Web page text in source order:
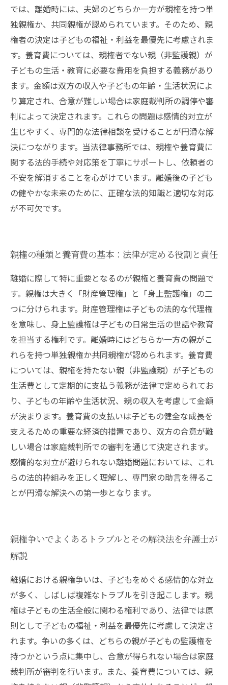
親権と養育費でトラブルを避けるための法律事
務所からのアドバイス
では、離婚時には、夫婦のどちらか一方が親権を持つ単
独親権か、共同親権が認められています。そのため、親
権者の決定は子どもの福祉・利益を最優先に考慮されま
す。養育費については、親権者でない親（非監護親）が
子どもの生活・教育に必要な費用を負担する義務があり
ます。金額は双方の収入や子どもの年齢・生活状況によ
り算定され、合意が難しい場合は家庭裁判所の調停や審
判によって決定されます。これらの問題は感情的対立が
生じやすく、専門的な法律相談を受けることが円滑な解
決につながります。当法律事務所では、親権や養育費に
関する法的手続や対応策を丁寧にサポートし、依頼者の
不安を解消することを心がけています。離婚後の子ども
の健やかな未来のために、正確な法的知識と適切な対応
が不可欠です。
親権の種類と養育費の基本：法律が定める役割と責任
離婚に際して特に重要となるのが親権と養育費の問題で
す。親権は大きく「財産管理権」と「身上監護権」の二
つに分けられます。財産管理権は子どもの法的な代理権
を意味し、身上監護権は子どもの日常生活の世話や教育
を担当する権利です。離婚時にはどちらか一方の親がこ
れらを持つ単独親権か共同親権が認められます。養育費
については、親権を持たない親（非監護親）が子どもの
生活費として定期的に支払う義務が法律で定められてお
り、子どもの年齢や生活状況、親の収入を考慮して金額
が決まります。養育費の支払いは子どもの健全な成長を
支えるための重要な経済的措置であり、双方の合意が難
しい場合は家庭裁判所での審判を通じて決定されます。
感情的な対立が避けられない離婚問題においては、これ
らの法的枠組みを正しく理解し、専門家の助言を得るこ
とが円滑な解決への第一歩となります。
親権争いでよくあるトラブルとその解決法を弁護士が
解説
離婚における親権争いは、子どもをめぐる感情的な対立
が多く、しばしば複雑なトラブルを引き起こします。親
権は子どもの生活全般に関わる権利であり、法律では原
則として子どもの福祉・利益を最優先に考慮して決定さ
れます。争いの多くは、どちらの親が子どもの監護権を
持つかという点に集中し、合意が得られない場合は家庭
裁判所が審判を行います。また、養育費については、親